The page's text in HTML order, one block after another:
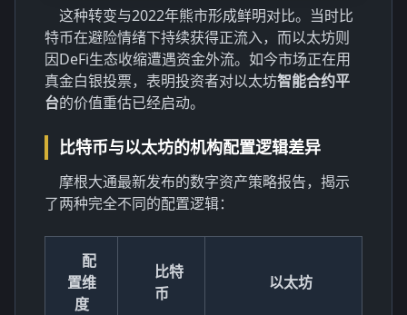
这种转变与2022年熊市形成鲜明对比。当时比
特币在避险情绪下持续获得正流入，而以太坊则
因DeFi生态收缩遭遇资金外流。如今市场正在用
真金白银投票，表明投资者对以太坊智能合约平
台的价值重估已经启动。
比特币与以太坊的机构配置逻辑差异
摩根大通最新发布的数字资产策略报告，揭示
了两种完全不同的配置逻辑：
配
置维
度
比特
币
以太坊